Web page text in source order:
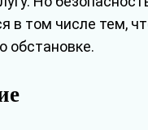
в том числе тем,
обстановке.